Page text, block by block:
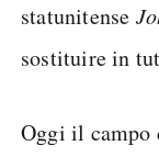
statunitense
sostituire in
Oggi il